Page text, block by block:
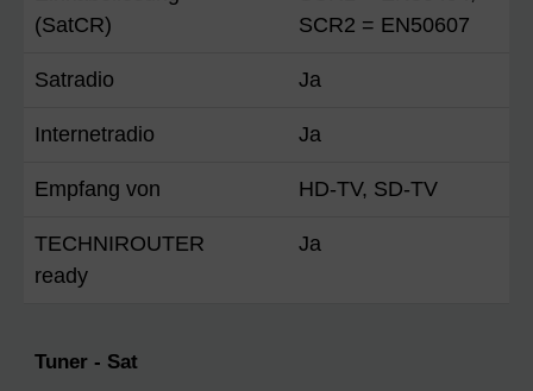
(SatCR)
SCR2 = EN50607
Satradio Ja
Internetradio Ja
Empfang von HD-TV, SD-TV
TECHNIROUTER
ready
Ja
Tuner - Sat